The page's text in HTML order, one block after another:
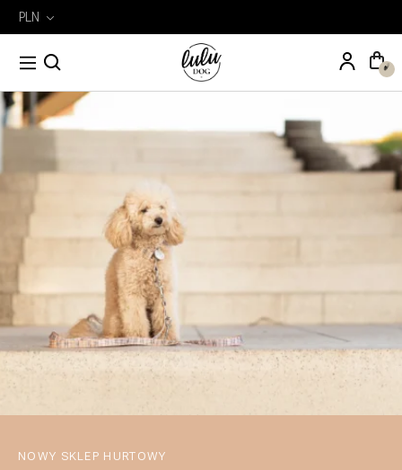
PLN
Wyszukiwarka
produktów
NOWY SKLEP HURTOWY